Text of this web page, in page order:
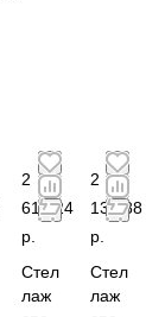
2
616,24
р.
Стел
лаж
2
132,88
р.
Стел
лаж